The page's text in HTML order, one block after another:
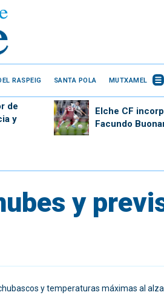
RASPEIG SANTA POLA MUTXAMEL
de
y
Elche CF
Facundo
y
y temperaturas máximas al